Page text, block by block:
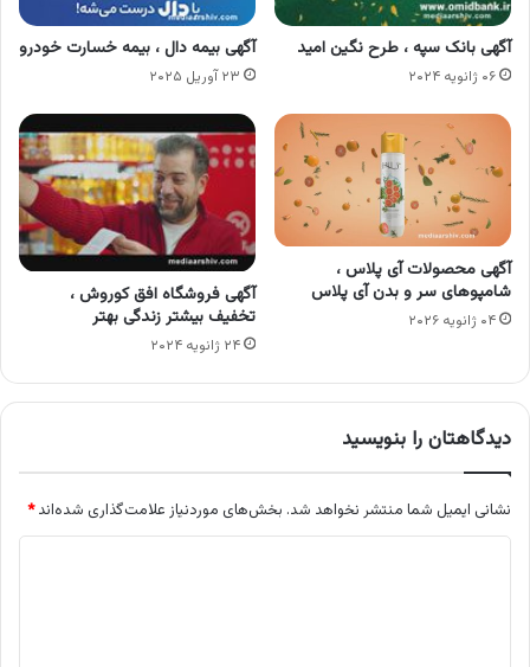
آگهی بانک سپه ، طرح نگین امید
۰۶ ژانویه ۲۰۲۴
آگهی بیمه دال ، بیمه خسارت خودرو
۲۳ آوریل ۲۰۲۵
آگهی محصولات آی پلاس ،
شامپوهای سر و بدن آی پلاس
۰۴ ژانویه ۲۰۲۶
آگهی فروشگاه افق کوروش ،
تخفیف بیشتر زندگی بهتر
۲۴ ژانویه ۲۰۲۴
دیدگاهتان را بنویسید
نشانی ایمیل شما منتشر نخواهد شد. بخش‌های موردنیاز علامت‌گذاری شده‌اند*